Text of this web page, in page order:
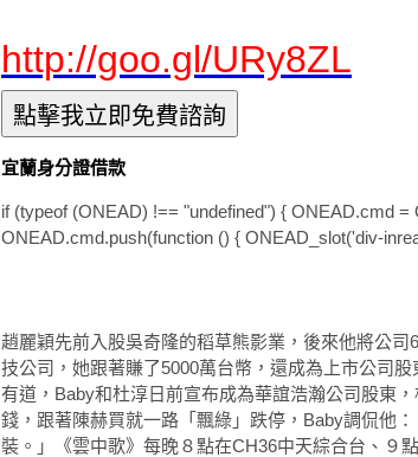
http://goo.gl/URy8ZL
宜蘭身分證借款
if (typeof (ONEAD) !== "undefined") { ONEAD.cmd =
ONEAD.cmd.push(function () { ONEAD_slot('div-
趙麗穎先前入股吳奇隆的稻草熊影業，後來他將公司
技公司，她跟著賺了5000萬台幣，還成為上市公司
有道，Baby和杜淳日前宣布成為華誼浩瀚公司股東
錢，跟著陳赫買就一路「飄綠」跌停，Baby調侃他
裝。」《雲中歌》每晚８點在CH36中天綜合台、９